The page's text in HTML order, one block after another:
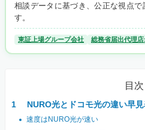
相談データに基づき、公正な視点
す。
東証上場グループ会社 総務省届出代理
目次
NURO光とドコモ光の違い早
速度はNURO光が速い